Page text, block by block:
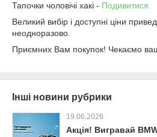
Тапочки чоловічі хакі - Подивитися
Великий вибір і доступні ціни
неодноразово.
Приємних Вам покупок! Чекаємо
Інші новини рубрики
19.06.2026
Акція! Вигравай